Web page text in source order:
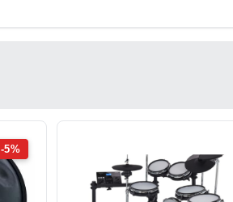
-5%